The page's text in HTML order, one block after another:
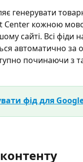
генерувати
Center кожною
сайті. Всі фіди
автоматично за
починаючи з
фід для